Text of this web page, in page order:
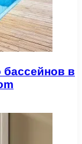
бассейнов в